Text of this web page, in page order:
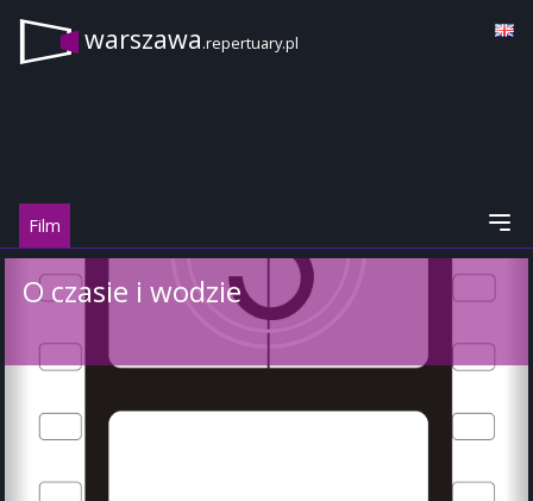
warszawa.repertuary.pl
Film
O czasie i wodzie